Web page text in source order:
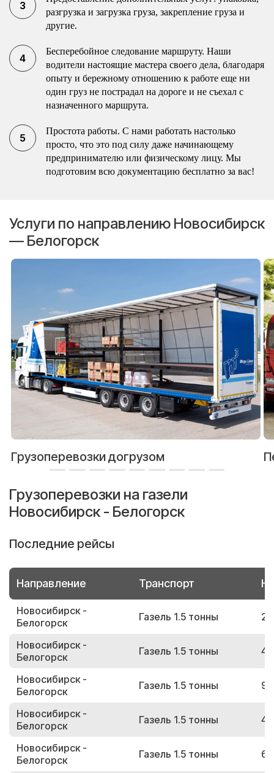
разгрузка и загрузка груза, закрепление груза и
другие.
Бесперебойное следование маршруту. Наши
водители настоящие мастера своего дела, благодаря
опыту и бережному отношению к работе еще ни
один груз не пострадал на дороге и не съехал с
назначенного маршрута.
Простота работы. С нами работать настолько
просто, что это под силу даже начинающему
предпринимателю или физическому лицу. Мы
подготовим всю документацию бесплатно за вас!
Услуги по направлению Новосибирск
— Белогорск
Грузоперевозки догрузом
Грузоперевозки на газели
Новосибирск - Белогорск
Последние рейсы
Направление Транспорт
Новосибирск -
Белогорск
Газель 1.5 тонны
Новосибирск -
Белогорск
Газель 1.5 тонны
Новосибирск -
Белогорск
Газель 1.5 тонны
Новосибирск -
Белогорск
Газель 1.5 тонны
Новосибирск -
Белогорск
Газель 1.5 тонны